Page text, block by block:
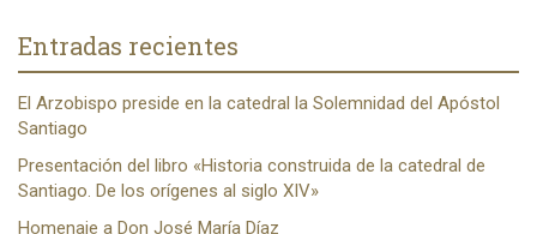
Entradas recientes
El Arzobispo preside en la catedral la Solemnidad del Apóstol
Santiago
Presentación del libro «Historia construida de la catedral de
Santiago. De los orígenes al siglo XIV»
Homenaje a Don José María Díaz